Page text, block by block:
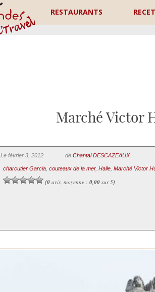
RESTAURANTS
Marché Victor
Le février 3, 2012 de Chantal DESCAZEAUX
charcutier Garcia, couteaux de la mer, Halle, Marché Victor
(0avis, moyenne : 0,00sur 5)